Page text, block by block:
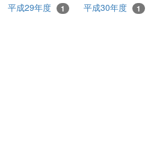
平成29年度 1 平成30年度 1